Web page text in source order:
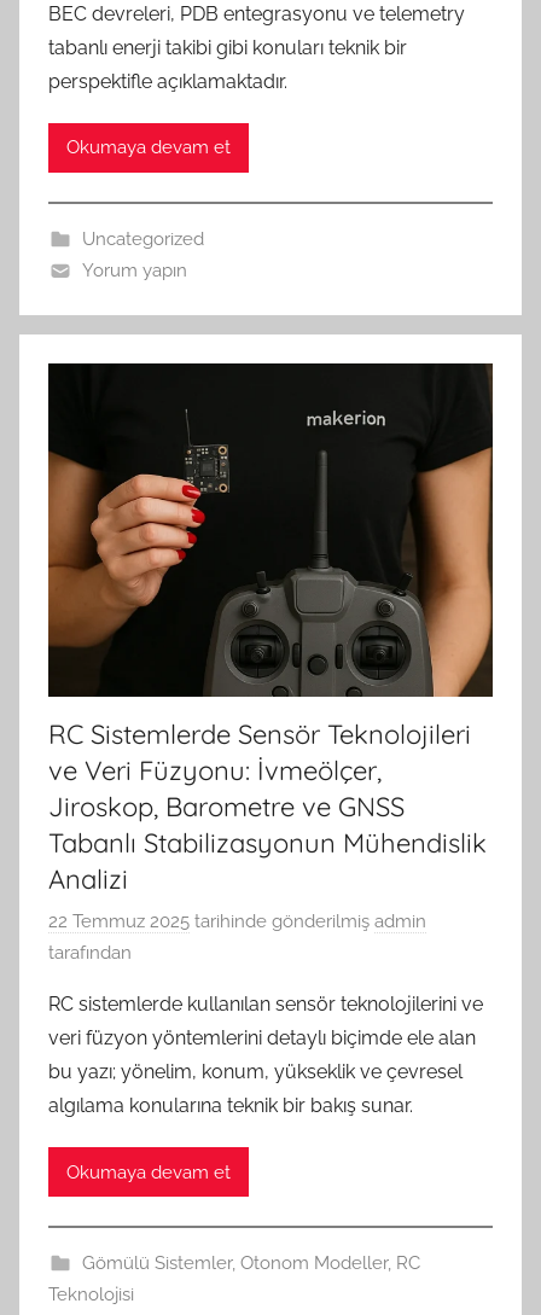
BEC devreleri, PDB entegrasyonu ve telemetry
tabanlı enerji takibi gibi konuları teknik bir
perspektifle açıklamaktadır.
Okumaya devam et
Uncategorized
Yorum yapın
RC Sistemlerde Sensör Teknolojileri
ve Veri Füzyonu: İvmeölçer,
Jiroskop, Barometre ve GNSS
Tabanlı Stabilizasyonun Mühendislik
Analizi
22 Temmuz 2025 tarihinde gönderilmiş admin
tarafından
RC sistemlerde kullanılan sensör teknolojilerini ve
veri füzyon yöntemlerini detaylı biçimde ele alan
bu yazı; yönelim, konum, yükseklik ve çevresel
algılama konularına teknik bir bakış sunar.
Okumaya devam et
Gömülü Sistemler, Otonom Modeller, RC
Teknolojisi